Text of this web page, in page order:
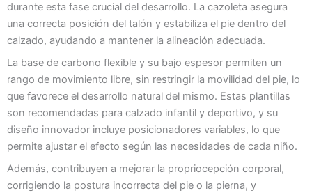
durante esta fase crucial del desarrollo. La cazoleta asegura
una correcta posición del talón y estabiliza el pie dentro del
calzado, ayudando a mantener la alineación adecuada.
La base de carbono flexible y su bajo espesor permiten un
rango de movimiento libre, sin restringir la movilidad del pie, lo
que favorece el desarrollo natural del mismo. Estas plantillas
son recomendadas para calzado infantil y deportivo, y su
diseño innovador incluye posicionadores variables, lo que
permite ajustar el efecto según las necesidades de cada niño.
Además, contribuyen a mejorar la propriocepción corporal,
corrigiendo la postura incorrecta del pie o la pierna, y